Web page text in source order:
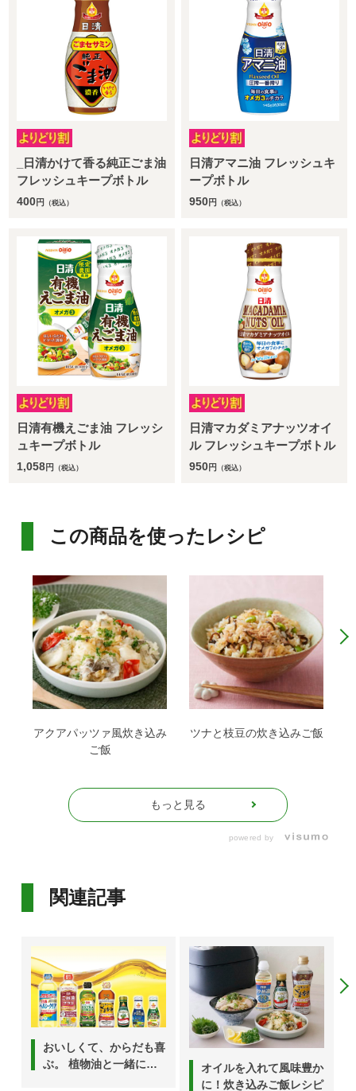
_日清かけて香る純正ごま油
フレッシュキープボトル
400円 （税込）
日清アマニ油 フレッシュキ
ープボトル
950円 （税込）
日清有機えごま油 フレッシ
ュキープボトル
1,058円 （税込）
日清マカダミアナッツオイ
ル フレッシュキープボトル
950円 （税込）
この商品を使ったレシピ
アクアパッツァ風炊き込み
ご飯
ツナと枝豆の炊き込みご飯
もっと見る
powered by
関連記事
おいしくて、からだも喜
ぶ。 植物油と一緒にと
オイルを入れて風味豊か
に！炊き込みご飯レシピ